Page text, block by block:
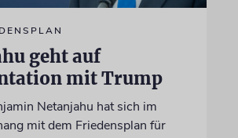
geht auf
mit Trump
Netanjahu hat sich im
mit dem Friedensplan für